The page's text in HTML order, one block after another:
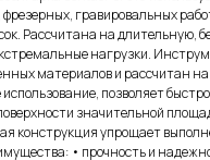
гравировальных
Рассчитана на длительную,
нагрузки.
материалов и рассчитан
позволяет
значительной
конструкция упрощает
• прочность и